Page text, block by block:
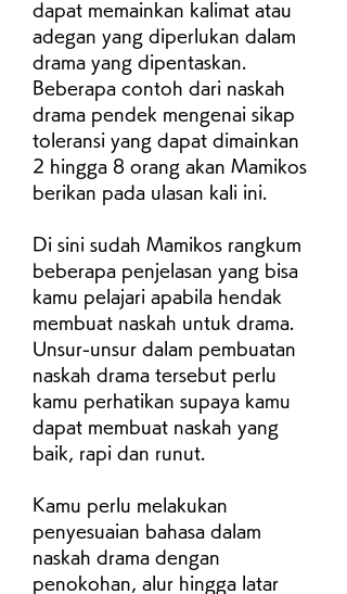
dapat memainkan kalimat atau
adegan yang diperlukan dalam
drama yang dipentaskan.
Beberapa contoh dari naskah
drama pendek mengenai sikap
toleransi yang dapat dimainkan
2 hingga 8 orang akan Mamikos
berikan pada ulasan kali ini.
Di sini sudah Mamikos rangkum
beberapa penjelasan yang bisa
kamu pelajari apabila hendak
membuat naskah untuk drama.
Unsur-unsur dalam pembuatan
naskah drama tersebut perlu
kamu perhatikan supaya kamu
dapat membuat naskah yang
baik, rapi dan runut.
Kamu perlu melakukan
penyesuaian bahasa dalam
naskah drama dengan
penokohan, alur hingga latar